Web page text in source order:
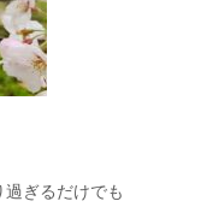
ぎるだけでも